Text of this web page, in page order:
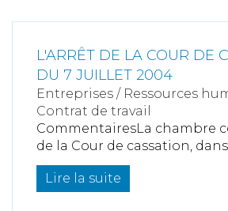
L'ARRÊT DE LA COUR DE
DU 7 JUILLET 2004
Entreprises / Ressources
Contrat de travail
CommentairesLa chambre
de la Cour de cassation,
Lire la suite